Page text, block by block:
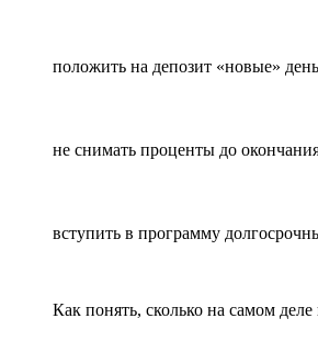
положить на депозит «новые»
не снимать проценты до
вступить в программу
Как понять, сколько на самом деле